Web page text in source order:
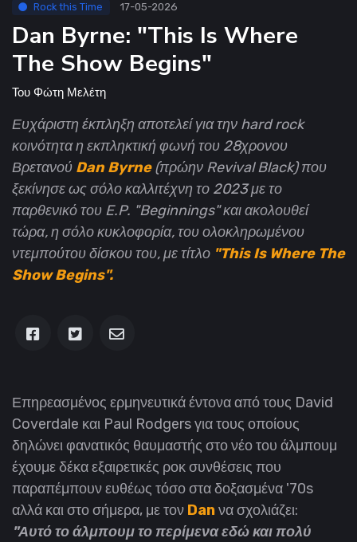
Rock this Time 17-05-2026
Dan Byrne: "This Is Where
The Show Begins"
Του Φώτη Μελέτη
Ευχάριστη έκπληξη αποτελεί για την hard rock
κοινότητα η εκπληκτική φωνή του 28χρονου
Βρετανού Dan Byrne(πρώην Revival Black) που
ξεκίνησε ως σόλο καλλιτέχνη το 2023 με το
παρθενικό του E.P. "Beginnings" και ακολουθεί
τώρα, η σόλο κυκλοφορία, του ολοκληρωμένου
ντεμπούτου δίσκου του, με τίτλο "This Is Where The
Show Begins".
Επηρεασμένος ερμηνευτικά έντονα από τους David
Coverdale και Paul Rodgers για τους οποίους
δηλώνει φανατικός θαυμαστής στο νέο του άλμπουμ
έχουμε δέκα εξαιρετικές ροκ συνθέσεις που
παραπέμπουν ευθέως τόσο στα δοξασμένα '70s
αλλά και στο σήμερα, με τον Danνα σχολιάζει:
"Αυτό το άλμπουμ το περίμενα εδώ και πολύ